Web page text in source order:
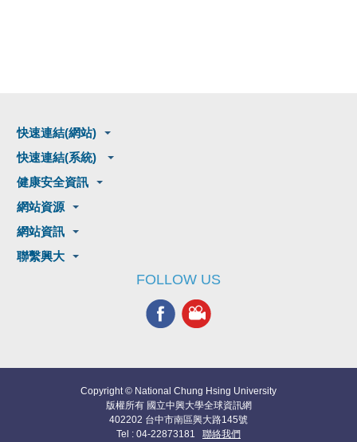
快速連結(網站)
快速連結(系統)
健康安全資訊
網站資源
網站資訊
聯繫興大
FOLLOW US
Copyright © National Chung Hsing University
版權所有 國立中興大學全球資訊網
402202 台中市南區興大路145號
Tel : 04-22873181 聯絡我們